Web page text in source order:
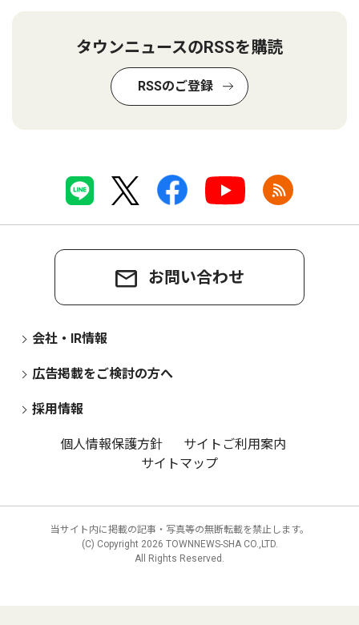
タウンニュースのRSSを購読
RSSのご登録
お問い合わせ
会社・IR情報
広告掲載をご検討の方へ
採用情報
個人情報保護方針
サイトご利用案内
サイトマップ
当サイト内に掲載の記事・写真等の無断転載を禁止します。
(C) Copyright 2026 TOWNNEWS-SHA CO.,LTD.
All Rights Reserved.